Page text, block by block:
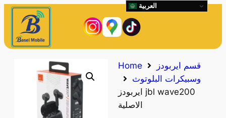
Home
قسم ايربودز
وسبيكرات البلوتوث
ايربودز jbl wave200
الاصلية
العربية